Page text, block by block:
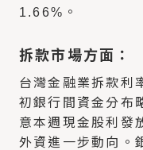
1.66%。
拆款市場方面：
台灣金融業拆款利
初銀行間資金分布
意本週現金股利發
外資進一步動向。